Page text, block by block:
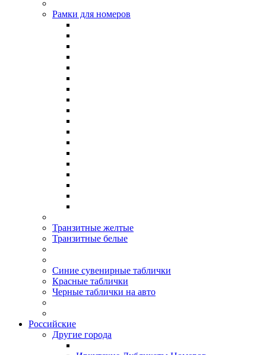
Рамки для номеров
Транзитные желтые
Транзитные белые
Синие сувенирные таблички
Красные таблички
Черные таблички на авто
Российские
Другие города